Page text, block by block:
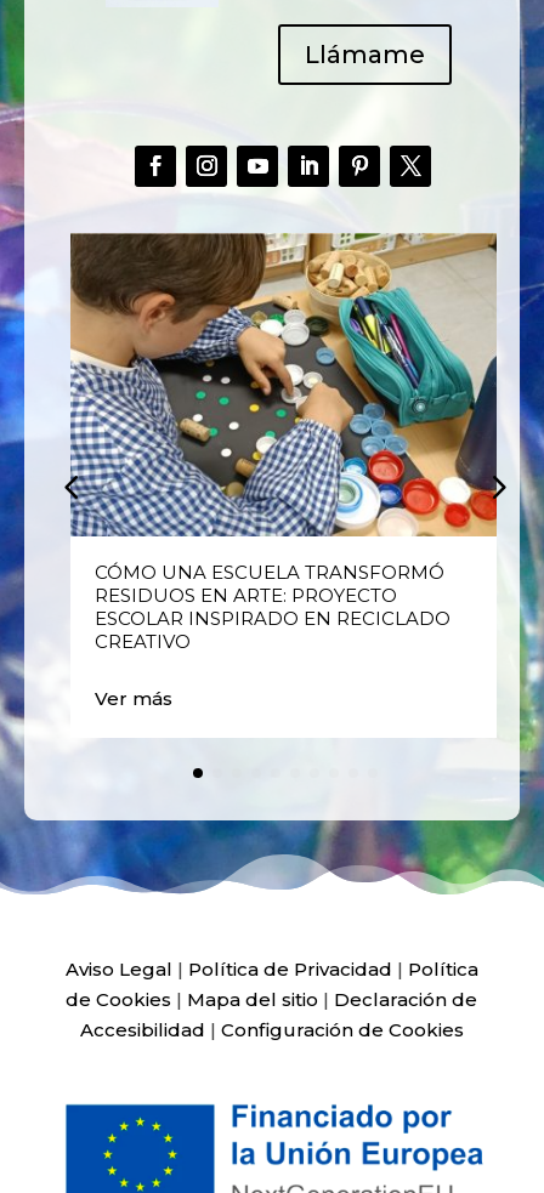
Llámame
CÓMO UNA ESCUELA TRANSFORMÓ
RESIDUOS EN ARTE: PROYECTO
ESCOLAR INSPIRADO EN RECICLADO
CREATIVO
Ver más
Aviso Legal | Política de Privacidad | Política
de Cookies | Mapa del sitio | Declaración de
Accesibilidad | Configuración de Cookies